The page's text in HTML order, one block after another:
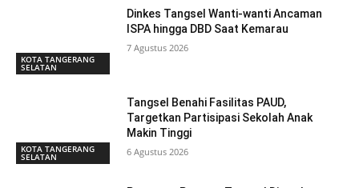
KOTA TANGERANG
SELATAN
Dinkes Tangsel Wanti-wanti Ancaman
ISPA hingga DBD Saat Kemarau
7 Agustus 2026
KOTA TANGERANG
SELATAN
Tangsel Benahi Fasilitas PAUD,
Targetkan Partisipasi Sekolah Anak
Makin Tinggi
6 Agustus 2026